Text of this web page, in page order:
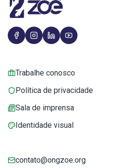
Trabalhe conosco
Política de privacidade
Sala de imprensa
Identidade visual
contato@ongzoe.org